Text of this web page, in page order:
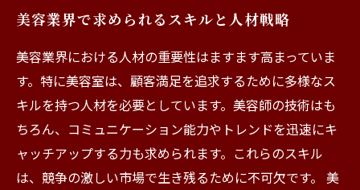
美容業界で求められるスキルと人材戦略
美容業界における人材の重要性はますます高まっていま
す。特に美容室は、顧客満足を追求するために多様なス
キルを持つ人材を必要としています。美容師の技術はも
ちろん、コミュニケーション能力やトレンドを迅速にキ
ャッチアップする力も求められます。これらのスキル
は、競争の激しい市場で生き残るために不可欠です。 美